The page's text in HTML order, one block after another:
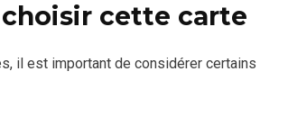
cette carte
il est important de considérer certains